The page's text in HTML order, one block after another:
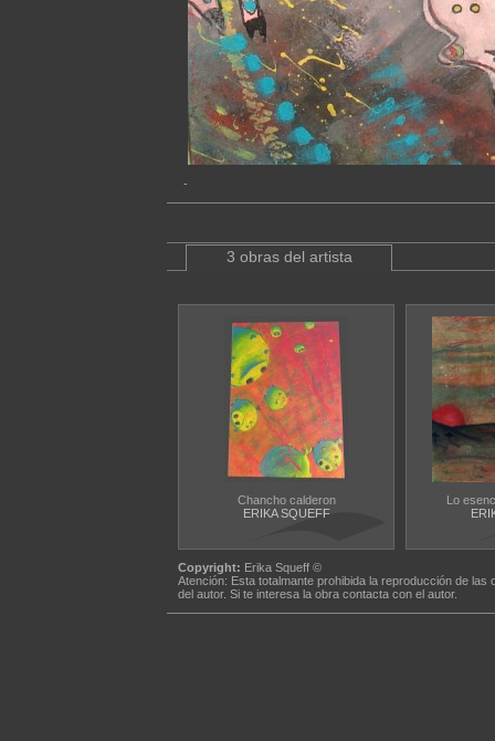
-
3 obras del artista
Chancho calderon
ERIKA SQUEFF
Lo
Copyright: Erika Squeff ©
Atención: Esta totalmante prohibida la reproducción de
del autor. Si te interesa la obra contacta con el autor.